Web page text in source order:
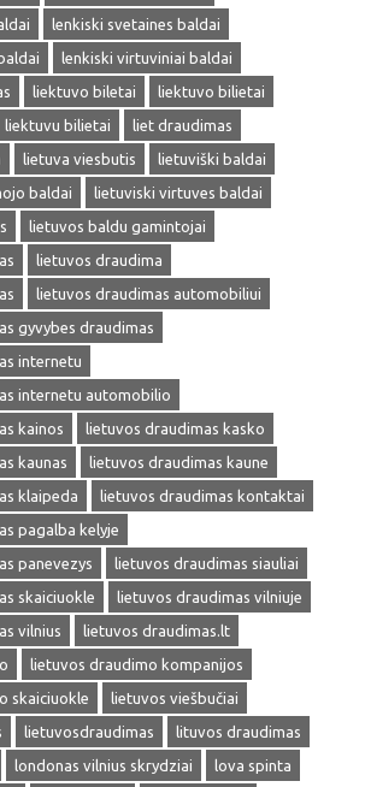
lenkiski svetaines baldai
lenkiski virtuviniai baldai
liektuvo biletai
liektuvo bilietai
liektuvu bilietai
liet draudimas
lietuva viesbutis
lietuviški baldai
baldai
lietuviski virtuves baldai
lietuvos baldu gamintojai
lietuvos draudima
lietuvos draudimas automobiliui
gyvybes draudimas
internetu
internetu automobilio
kainos
lietuvos draudimas kasko
kaunas
lietuvos draudimas kaune
klaipeda
lietuvos draudimas kontaktai
pagalba kelyje
panevezys
lietuvos draudimas siauliai
skaiciuokle
lietuvos draudimas vilniuje
vilnius
lietuvos draudimas.lt
lietuvos draudimo kompanijos
skaiciuokle
lietuvos viešbučiai
lietuvosdraudimas
lituvos draudimas
londonas vilnius skrydziai
lova spinta